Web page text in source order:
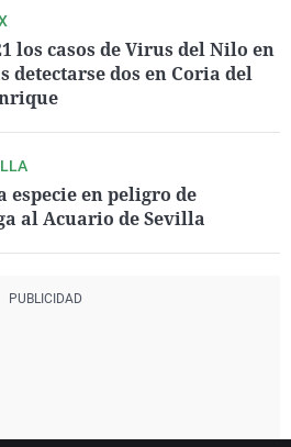
los casos de Virus del Nilo en
detectarse dos en Coria del
especie en peligro de
al Acuario de Sevilla